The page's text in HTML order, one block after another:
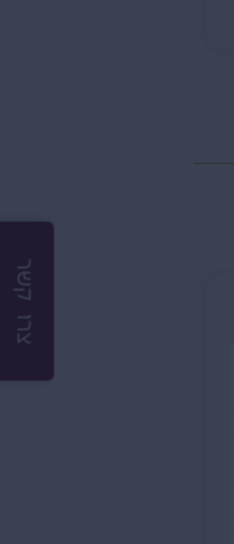
דאבל מגנוםצרו קשר